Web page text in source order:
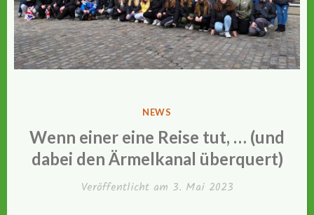
VERÖFFENTLICHT
NEWS
Wenn einer eine Reise tut, … (und
dabei den Ärmelkanal überquert)
Veröffentlicht am 3. Mai 2023